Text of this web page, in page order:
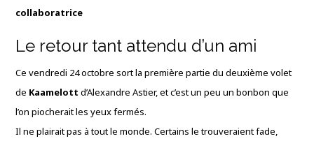
collaboratrice
Le retour tant attendu d’un ami
Ce vendredi 24 octobre sort la première partie du deuxième volet
de Kaamelott d’Alexandre Astier, et c’est un peu un bonbon que
l’on piocherait les yeux fermés.
Il ne plairait pas à tout le monde. Certains le trouveraient fade,